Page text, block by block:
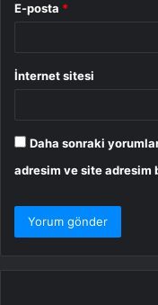
E-posta *
İnternet sitesi
Daha sonraki
adresim ve site adresim